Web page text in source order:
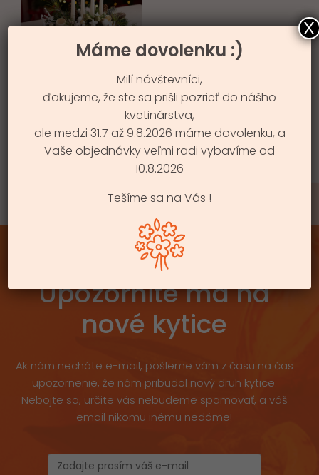
ADVENTNÝ VENIEC
NAJKRAJŠIE
84.99€
Upozornite ma na
nové kytice
Ak nám necháte e-mail, pošleme vám z času na čas
upozornenie, že nám pribudol nový druh kytice.
Nebojte sa, určite vás nebudeme spamovať, a váš
email nikomu inému nedáme!
Máme dovolenku :)
Milí návštevníci,
ďakujeme, že ste sa prišli pozrieť do nášho
kvetinárstva,
ale medzi 31.7 až 9.8.2026 máme dovolenku, a
Vaše objednávky veľmi radi vybavíme od
10.8.2026
Tešíme sa na Vás !
X